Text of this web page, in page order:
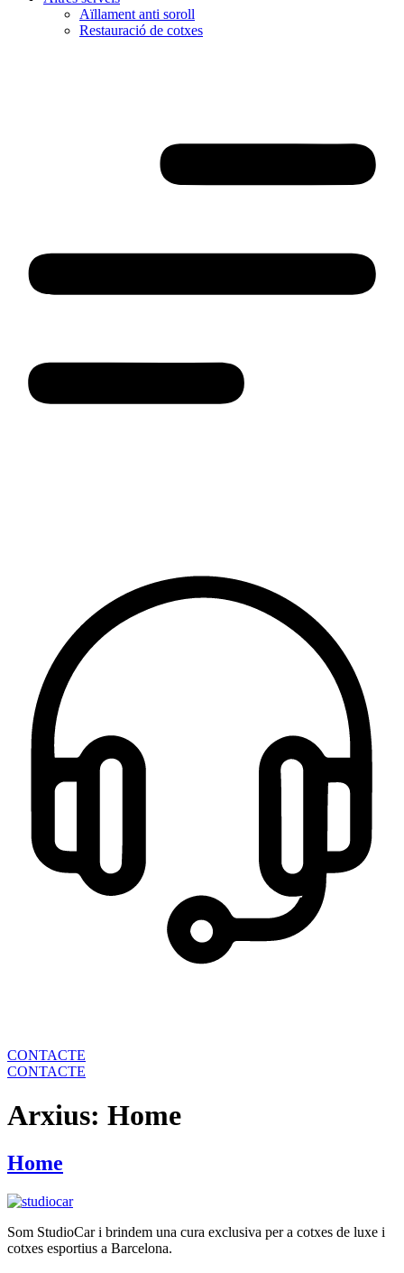
Aïllament anti soroll
Restauració de cotxes
CONTACTE
CONTACTE
Arxius: Home
Home
Som StudioCar i brindem una cura exclusiva per a cotxes de luxe i
cotxes esportius a Barcelona.